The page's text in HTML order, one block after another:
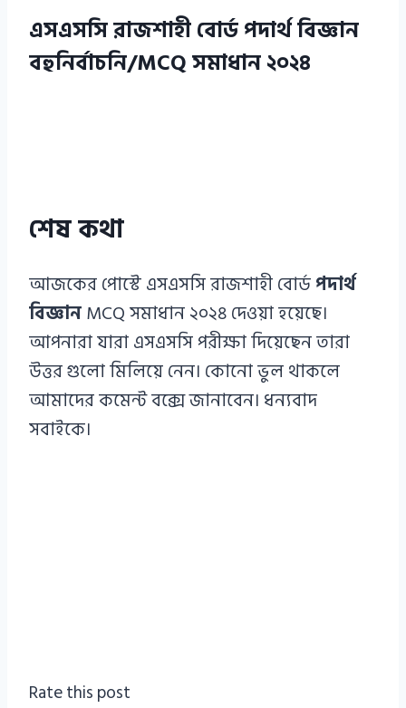
এসএসসি রাজশাহী বোর্ড পদার্থ বিজ্ঞান
বহুনির্বাচনি/MCQ সমাধান ২০২৪
শেষ কথা
আজকের পোস্টে এসএসসি রাজশাহী বোর্ডপদার্থ
বিজ্ঞানMCQ সমাধান ২০২৪ দেওয়া হয়েছে।
আপনারা যারা এসএসসি পরীক্ষা দিয়েছেন তারা
উত্তর গুলো মিলিয়ে নেন। কোনো ভুল থাকলে
আমাদের কমেন্ট বক্সে জানাবেন। ধন্যবাদ
সবাইকে।
Rate this post